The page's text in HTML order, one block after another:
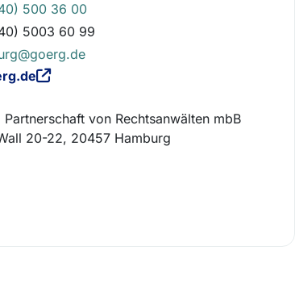
500 36 00
5003 60 99
Partnerschaft von Rechtsanwälten mbB
20-22, 20457 Hamburg